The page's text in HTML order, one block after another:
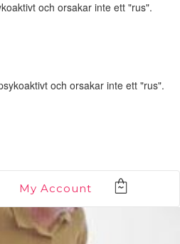
och orsakar inte ett "rus".
och orsakar inte ett "rus".
My Account